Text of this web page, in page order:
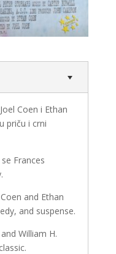
Joel Coen i Ethan
priču i crni
Frances
.
and Ethan
and suspense.
and William H.